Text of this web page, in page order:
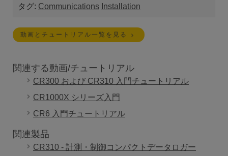
タグ: Communications Installation
動画とチュートリアル一覧を見る
関連する動画/チュートリアル
CR300 および CR310 入門チュートリアル
CR1000X シリーズ入門
CR6 入門チュートリアル
関連製品
CR310 - 計測・制御コンパクトデータロガー